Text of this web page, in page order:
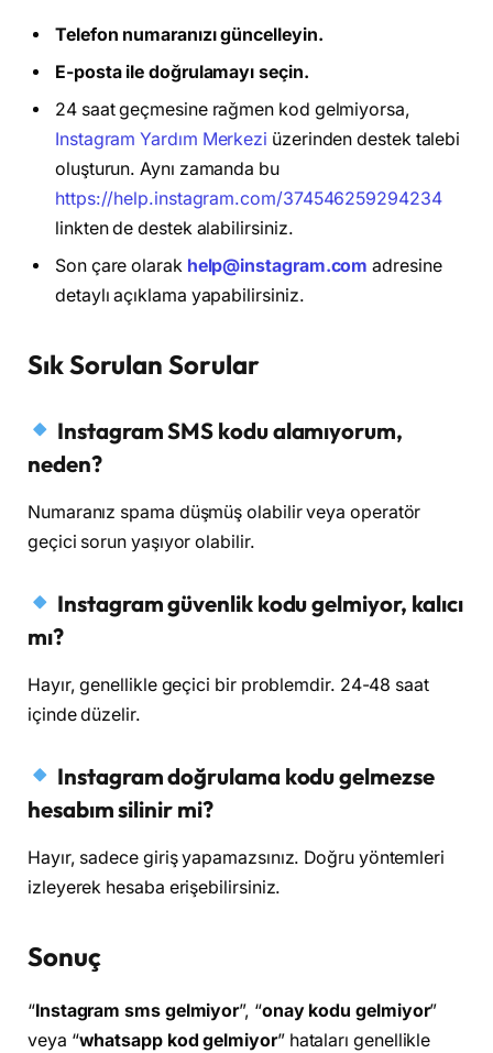
Telefon numaranızı güncelleyin.
E-posta ile doğrulamayı seçin.
24 saat geçmesine rağmen kod gelmiyorsa,
Instagram Yardım Merkezi üzerinden destek talebi
oluşturun. Aynı zamanda bu
https://help.instagram.com/374546259294234
linkten de destek alabilirsiniz.
Son çare olarak help@instagram.com adresine
detaylı açıklama yapabilirsiniz.
Sık Sorulan Sorular
Instagram SMS kodu alamıyorum,
neden?
Numaranız spama düşmüş olabilir veya operatör
geçici sorun yaşıyor olabilir.
Instagram güvenlik kodu gelmiyor, kalıcı
mı?
Hayır, genellikle geçici bir problemdir. 24-48 saat
içinde düzelir.
Instagram doğrulama kodu gelmezse
hesabım silinir mi?
Hayır, sadece giriş yapamazsınız. Doğru yöntemleri
izleyerek hesaba erişebilirsiniz.
Sonuç
“Instagram sms gelmiyor”, “onay kodu gelmiyor”
veya “whatsapp kod gelmiyor” hataları genellikle